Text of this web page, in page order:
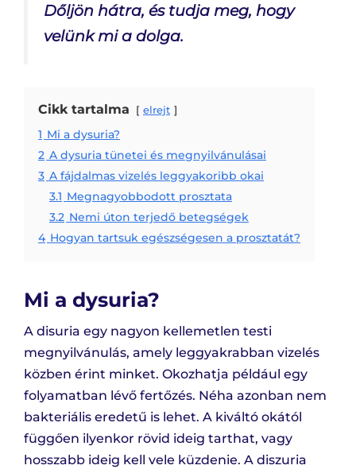
Dőljön hátra, és tudja meg, hogy
velünk mi a dolga.
Cikk tartalma elrejt
1 Mi a dysuria?
2 A dysuria tünetei és megnyilvánulásai
3 A fájdalmas vizelés leggyakoribb okai
3.1 Megnagyobbodott prosztata
3.2 Nemi úton terjedő betegségek
4 Hogyan tartsuk egészségesen a prosztatát?
Mi a dysuria?
A disuria egy nagyon kellemetlen testi
megnyilvánulás, amely leggyakrabban vizelés
közben érint minket. Okozhatja például egy
folyamatban lévő fertőzés. Néha azonban nem
bakteriális eredetű is lehet. A kiváltó okától
függően ilyenkor rövid ideig tarthat, vagy
hosszabb ideig kell vele küzdenie. A diszuria